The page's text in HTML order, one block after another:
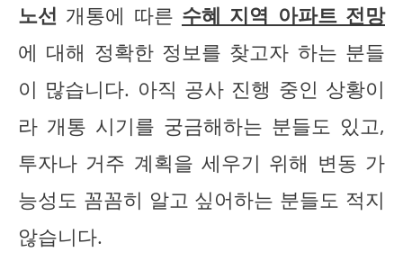
노선 개통에 따른 수혜 지역 아파트 전망
에 대해 정확한 정보를 찾고자 하는 분들
이 많습니다. 아직 공사 진행 중인 상황이
라 개통 시기를 궁금해하는 분들도 있고,
투자나 거주 계획을 세우기 위해 변동 가
능성도 꼼꼼히 알고 싶어하는 분들도 적지
않습니다.